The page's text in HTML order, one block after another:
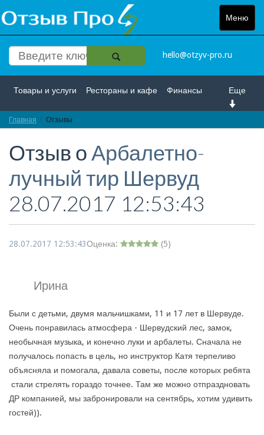
Меню
Toggle
hello@otzyv-pro.ru
Еще
Товары и услуги Рестораны и кафе Финансы
Красота и здоровье
Интернет Путешествие и отдых Транспорт
Недвижимость Работа Гос. учреждения
Личности Логистика Страхование
Главная Отзывы
Отзыв оАрбалетно-
лучный тир Шервуд
28.07.2017 12:53:43
28.07.2017 12:53:43Оценка: (5)
Ирина
Были с детьми, двумя мальчишками, 11 и 17 лет в Шервуде.
Очень понравилась атмосфера - Шервудский лес, замок,
необычная музыка, и конечно луки и арбалеты. Сначала не
получалось попасть в цель, но инструктор Катя терпеливо
объясняла и помогала, давала советы, после которых ребята
стали стрелять гораздо точнее. Там же можно отпраздновать
ДР компанией, мы забронировали на сентябрь, хотим удивить
гостей)).